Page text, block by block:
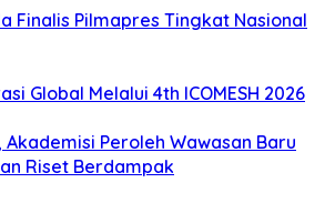
Finalis Pilmapres Tingkat Nasional
Global Melalui 4th ICOMESH 2026
Akademisi Peroleh Wawasan Baru
Riset Berdampak